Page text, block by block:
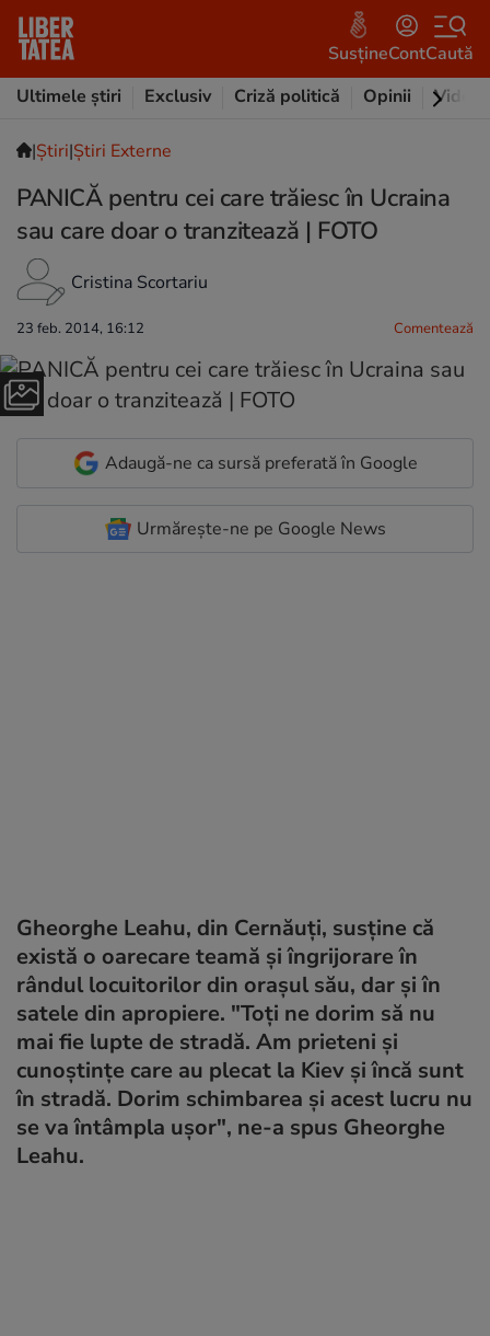
SusțineContCaută
Ultimele știri
Exclusiv Criză politică Opinii Video
|Ştiri|Știri Externe
PANICĂ pentru cei care trăiesc în Ucraina
sau care doar o tranzitează | FOTO
Cristina Scortariu
23 feb. 2014, 16:12 Comentează
Adaugă-ne ca sursă preferată în Google
Urmărește-ne pe Google News
Gheorghe Leahu, din Cernăuți, susține că
există o oarecare teamă și îngrijorare în
rândul locuitorilor din oraşul său, dar și în
satele din apropiere. "Toţi ne dorim să nu
mai fie lupte de stradă. Am prieteni și
cunoștințe care au plecat la Kiev și încă sunt
în stradă. Dorim schimbarea și acest lucru nu
se va întâmpla ușor", ne-a spus Gheorghe
Leahu.